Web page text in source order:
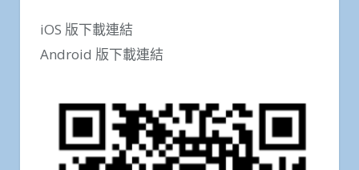
iOS 版下載連結
Android 版下載連結